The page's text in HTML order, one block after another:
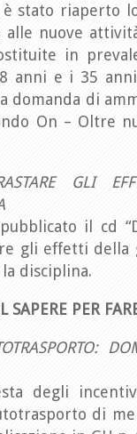
è stato riaperto
nuove
in
anni e i 35
domanda di
On – Oltre
GLI
il cd
gli effetti della
disciplina.
PER
degli
di